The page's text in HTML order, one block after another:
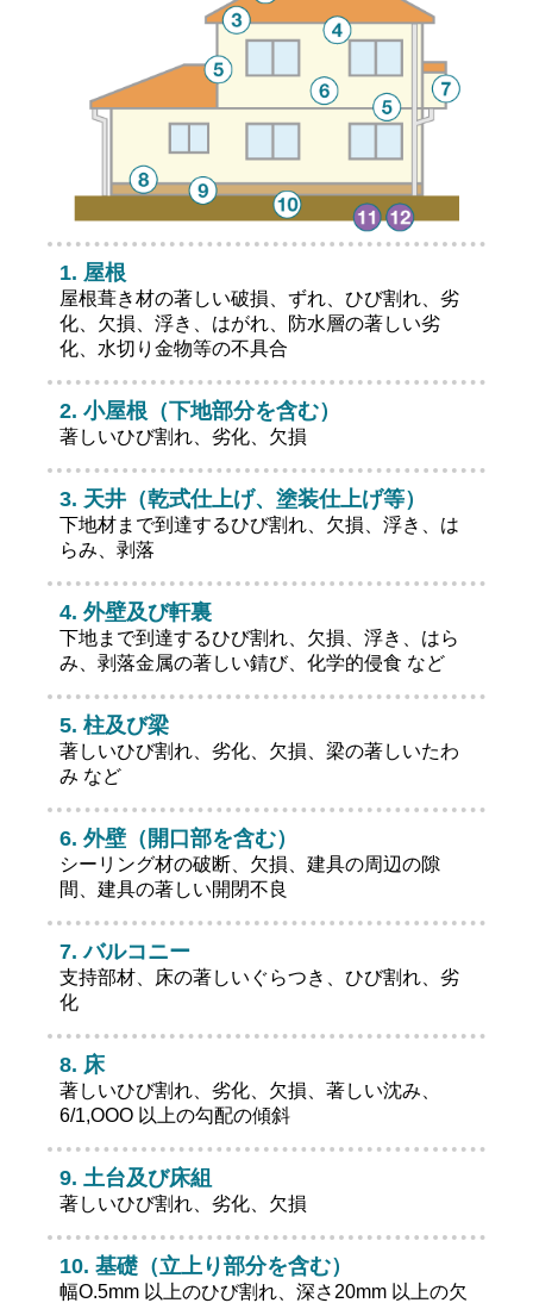
屋根
屋根葺き材の著しい破損、ずれ、ひび割れ、劣
化、欠損、浮き、はがれ、防水層の著しい劣
化、水切り金物等の不具合
小屋根（下地部分を含む）
著しいひび割れ、劣化、欠損
天井（乾式仕上げ、塗装仕上げ等）
下地材まで到達するひび割れ、欠損、浮き、は
らみ、剥落
外壁及び軒裏
下地まで到達するひび割れ、欠損、浮き、はら
み、剥落金属の著しい錆び、化学的侵食 など
柱及び梁
著しいひび割れ、劣化、欠損、梁の著しいたわ
み など
外壁（開口部を含む）
シーリング材の破断、欠損、建具の周辺の隙
間、建具の著しい開閉不良
バルコニー
支持部材、床の著しいぐらつき、ひび割れ、劣
化
床
著しいひび割れ、劣化、欠損、著しい沈み、
6/1,OOO 以上の勾配の傾斜
土台及び床組
著しいひび割れ、劣化、欠損
基礎（立上り部分を含む）
幅O.5mm 以上のひび割れ、深さ20mm 以上の欠